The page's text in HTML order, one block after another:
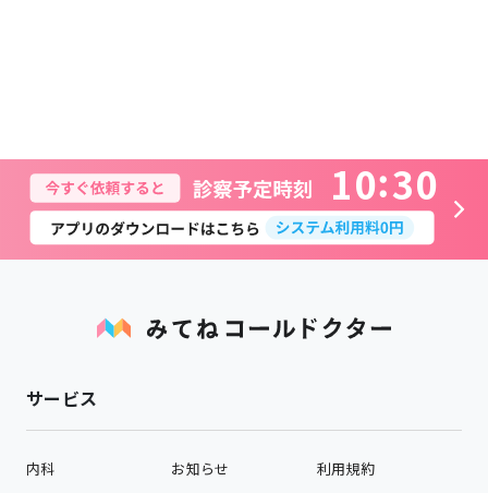
10 30
サービス
内科
お知らせ
利用規約